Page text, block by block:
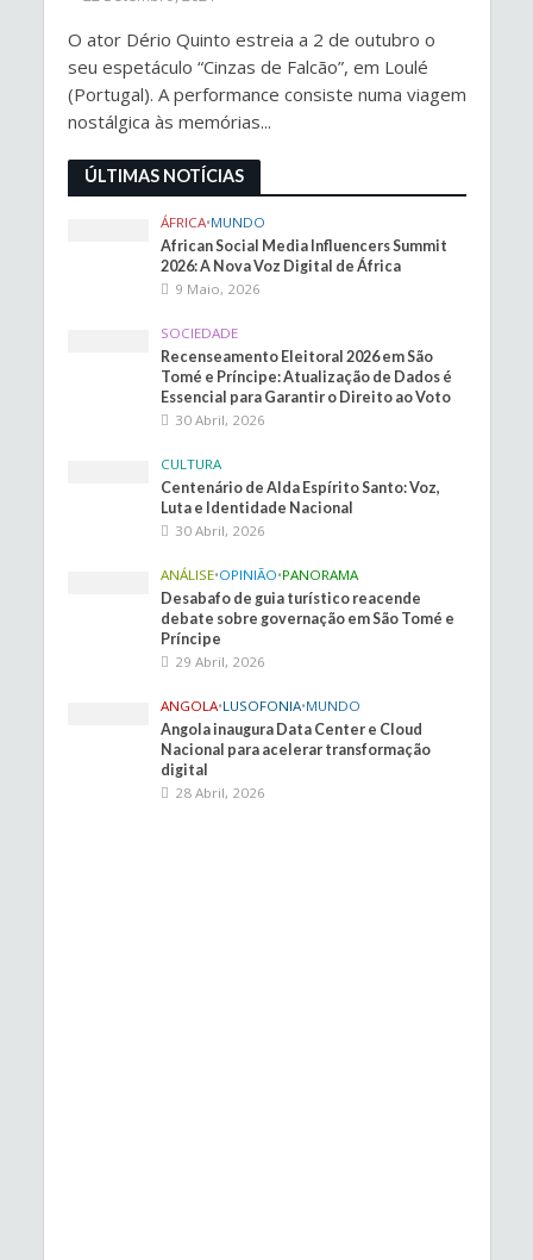
O ator Dério Quinto estreia a 2 de outubro o
seu espetáculo “Cinzas de Falcão”, em Loulé
(Portugal). A performance consiste numa viagem
nostálgica às memórias...
ÚLTIMAS NOTÍCIAS
ÁFRICA•MUNDO
African Social Media Influencers Summit
2026: A Nova Voz Digital de África
9 Maio, 2026
SOCIEDADE
Recenseamento Eleitoral 2026 em São
Tomé e Príncipe: Atualização de Dados é
Essencial para Garantir o Direito ao Voto
30 Abril, 2026
CULTURA
Centenário de Alda Espírito Santo: Voz,
Luta e Identidade Nacional
30 Abril, 2026
ANÁLISE•OPINIÃO•PANORAMA
Desabafo de guia turístico reacende
debate sobre governação em São Tomé e
Príncipe
29 Abril, 2026
ANGOLA•LUSOFONIA•MUNDO
Angola inaugura Data Center e Cloud
Nacional para acelerar transformação
digital
28 Abril, 2026